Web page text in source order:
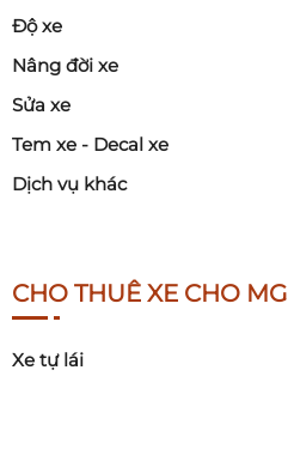
Độ xe
Nâng đời xe
Sửa xe
Tem xe - Decal xe
Dịch vụ khác
CHO THUÊ XE CHO MG
Xe tự lái